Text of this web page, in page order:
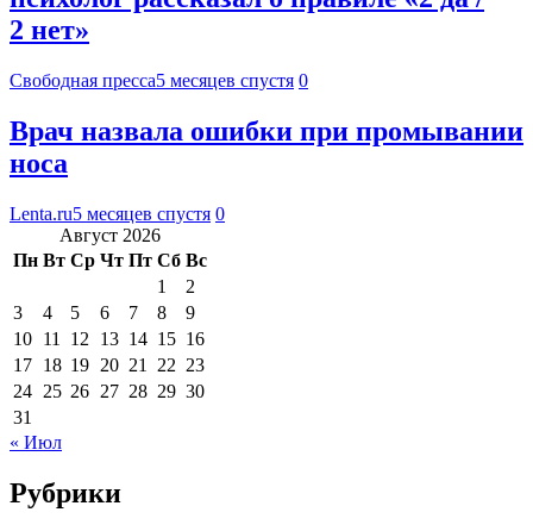
2 нет»
Свободная пресса5 месяцев спустя 0
Врач назвала ошибки при промывании
носа
Lenta.ru5 месяцев спустя 0
Август 2026
Пн Вт Ср Чт Пт Сб Вс
1
2
3
4 5 6 7 8
9
10 11 12 13 14 15 16
17 18 19 20 21 22 23
24 25 26 27 28 29 30
31
« Июл
Рубрики